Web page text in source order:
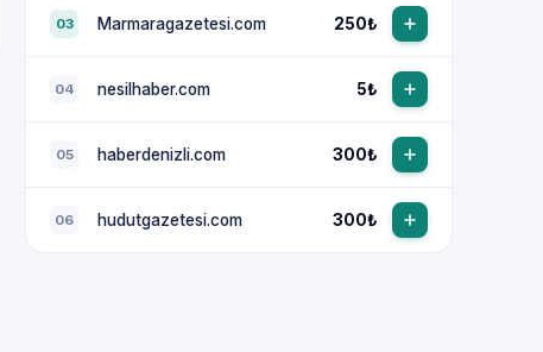
03 Marmaragazetesi.com 250₺
04 nesilhaber.com 5₺
05 haberdenizli.com 300₺
06 hudutgazetesi.com 300₺